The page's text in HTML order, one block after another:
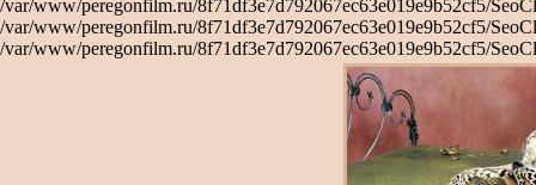
/var/www/peregonfilm.ru/8f71df3e7d792067ec63e019e9b52cf5/
/var/www/peregonfilm.ru/8f71df3e7d792067ec63e019e9b52cf5/
/var/www/peregonfilm.ru/8f71df3e7d792067ec63e019e9b52cf5/